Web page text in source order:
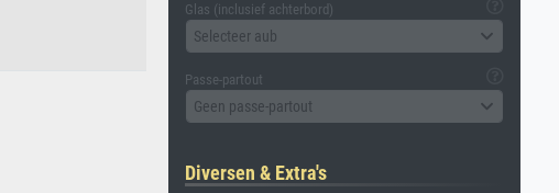
Glas (inclusief achterbord)
Selecteer aub
Passe-partout
Geen passe-partout
Diversen & Extra's